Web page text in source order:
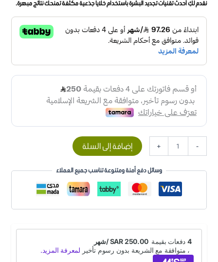
تقييم
نقدم لكِ أحدث تقنيات تجديد البشرة باستخدام خلايا جذعية مكثفة تمنحك نتائج مبهرة.
-
+ إضافة إلى السلة
وسائل دفع أمنة ومتنوعة تناسب جميع العملاء